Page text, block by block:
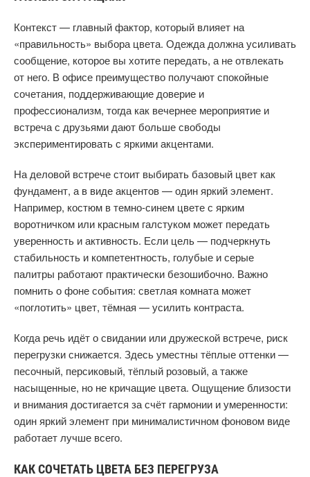
Контекст — главный фактор, который влияет на
«правильность» выбора цвета. Одежда должна усиливать
сообщение, которое вы хотите передать, а не отвлекать
от него. В офисе преимущество получают спокойные
сочетания, поддерживающие доверие и
профессионализм, тогда как вечернее мероприятие и
встреча с друзьями дают больше свободы
экспериментировать с яркими акцентами.
На деловой встрече стоит выбирать базовый цвет как
фундамент, а в виде акцентов — один яркий элемент.
Например, костюм в темно-синем цвете с ярким
воротничком или красным галстуком может передать
уверенность и активность. Если цель — подчеркнуть
стабильность и компетентность, голубые и серые
палитры работают практически безошибочно. Важно
помнить о фоне события: светлая комната может
«поглотить» цвет, тёмная — усилить контраста.
Когда речь идёт о свидании или дружеской встрече, риск
перегрузки снижается. Здесь уместны тёплые оттенки —
песочный, персиковый, тёплый розовый, а также
насыщенные, но не кричащие цвета. Ощущение близости
и внимания достигается за счёт гармонии и умеренности:
один яркий элемент при минималистичном фоновом виде
работает лучше всего.
КАК СОЧЕТАТЬ ЦВЕТА БЕЗ ПЕРЕГРУЗА